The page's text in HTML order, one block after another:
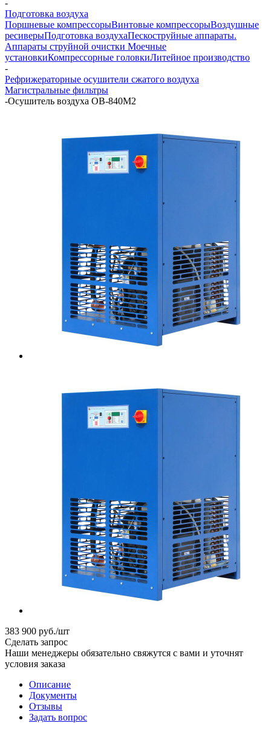
-
Подготовка воздуха
Поршневые компрессорыВинтовые компрессорыВоздушные
ресиверыПодготовка воздухаПескоструйные аппараты.
Аппараты струйной очистки Моечные
установкиКомпрессорные головкиЛитейное производство
-
Рефрижераторные осушители сжатого воздуха
Магистральные фильтры
-Осушитель воздуха ОВ-840М2
383 900 руб./шт
Сделать запрос
Наши менеджеры обязательно свяжутся с вами и уточнят
условия заказа
Описание
Документы
Отзывы
Задать вопрос